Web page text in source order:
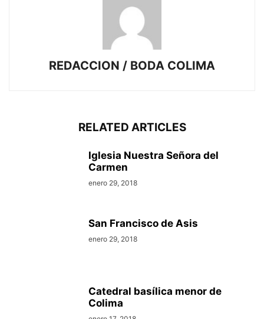
REDACCION / BODA COLIMA
RELATED ARTICLES
Iglesia Nuestra Señora del
Carmen
enero 29, 2018
San Francisco de Asis
enero 29, 2018
Catedral basílica menor de
Colima